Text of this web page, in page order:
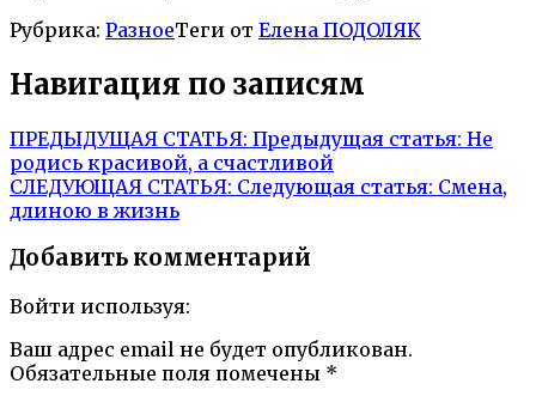
Рубрика: РазноеТеги от Елена ПОДОЛЯК
Навигация по записям
ПРЕДЫДУЩАЯ СТАТЬЯ: Предыдущая статья: Не
родись красивой, а счастливой
СЛЕДУЮЩАЯ СТАТЬЯ: Следующая статья: Смена,
длиною в жизнь
Добавить комментарий
Войти используя:
Ваш адрес email не будет опубликован.
Обязательные поля помечены *